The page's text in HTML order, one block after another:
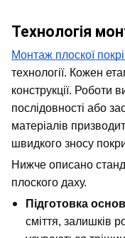
Технологія
Монтаж плоскої
технології. Кожен
конструкції. Роботи
послідовності або
матеріалів
швидкого зносу
Нижче описано
плоского даху.
Підготовка
сміття, залишків